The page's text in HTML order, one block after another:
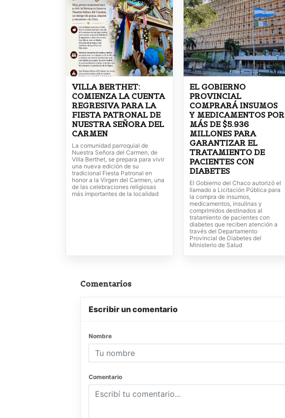
VILLA BERTHET:
COMIENZA LA CUENTA
REGRESIVA PARA LA
FIESTA PATRONAL DE
NUESTRA SEÑORA DEL
CARMEN
La comunidad parroquial de
Nuestra Señora del Carmen, de
Villa Berthet, se prepara para vivir
una nueva edición de su
tradicional Fiesta Patronal en
honor a la Virgen del Carmen, una
de las celebraciones religiosas
más importantes de la localidad
EL GOBIERNO
PROVINCIAL
COMPRARÁ INSUMOS
Y MEDICAMENTOS POR
MÁS DE $5.936
MILLONES PARA
GARANTIZAR EL
TRATAMIENTO DE
PACIENTES CON
DIABETES
El Gobierno del Chaco autorizó el
llamado a Licitación Pública para
la compra de insumos,
medicamentos, insulinas y
comprimidos destinados al
tratamiento de pacientes con
diabetes que reciben atención a
través del Departamento
Provincial de Diabetes del
Ministerio de Salud
Comentarios
Escribir un comentario
Nombre
Comentario